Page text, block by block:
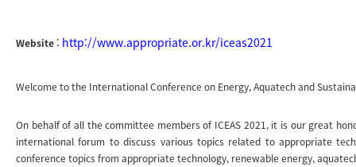
Website : http://www.appropriate.or.kr/iceas2021
Welcome to the International Conference on Energy, Aquatech and
On behalf of all the committee members of ICEAS 2021, it is our great
international forum to discuss various topics related to appropriate
conference topics from appropriate technology, renewable energy,